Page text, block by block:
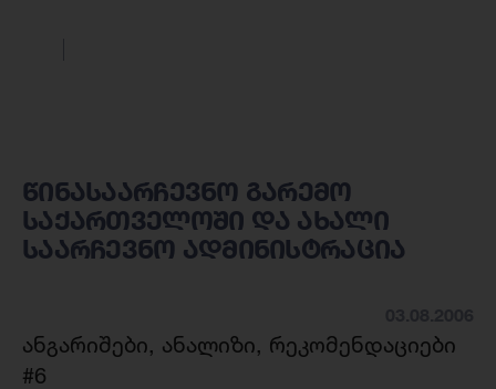
წინასაარჩევნო გარემო
საქართველოში და ახალი
საარჩევნო ადმინისტრაცია
ანგარიშები, ანალიზი, რეკომენდაციები
#6